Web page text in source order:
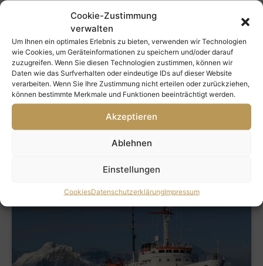
Cookie-Zustimmung
verwalten
Um Ihnen ein optimales Erlebnis zu bieten, verwenden wir Technologien
wie Cookies, um Geräteinformationen zu speichern und/oder darauf
zuzugreifen. Wenn Sie diesen Technologien zustimmen, können wir
Daten wie das Surfverhalten oder eindeutige IDs auf dieser Website
verarbeiten. Wenn Sie Ihre Zustimmung nicht erteilen oder zurückziehen,
können bestimmte Merkmale und Funktionen beeinträchtigt werden.
Akzeptieren
Ablehnen
Einstellungen
CookiesDatenschutzerklärungImpressum
Komfort
Schiffslänge
90,70 m
Passagiere
76
2019